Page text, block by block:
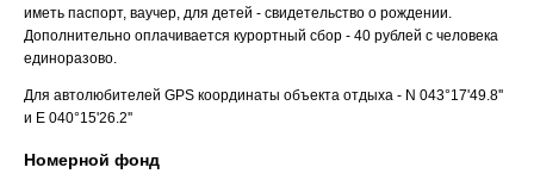
иметь паспорт, ваучер, для детей - свидетельство о рождении.
Дополнительно оплачивается курортный сбор - 40 рублей с человека
единоразово.
Для автолюбителей GPS координаты объекта отдыха - N 043°17'49.8''
и E 040°15'26.2''
Номерной фонд